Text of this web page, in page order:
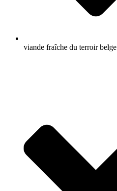
viande fraîche du terroir belge